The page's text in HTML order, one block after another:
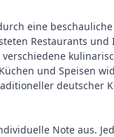
eine
Restaurants
und Speisen
deutscher
Note aus.